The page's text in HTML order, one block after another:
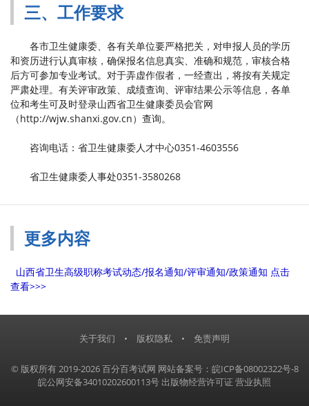
三、工作要求
各市卫生健康委、各有关单位要严格把关，对申报人员的学历
和资历进行认真审核，确保报名信息真实、准确和规范，审核合格
后方可参加专业考试。对于弄虚作假者，一经查出，将按有关规定
严肃处理。有关评审政策、成绩查询、评审结果公示等信息，各单
位和考生可及时登录山西省卫生健康委员会官网
（http://wjw.shanxi.gov.cn）查询。
咨询电话：省卫生健康委人才中心0351-4603556
省卫生健康委人事处0351-3580268
更多内容
山西省卫生高级职称考试动态/报名通知/评审通知/政策通知 点击
查看>>>
关于我们 • 版权隐私 • 免责声明
© 版权所有 2019-2026 百分百考试网 网站备案号：皖ICP备08002322号-8
皖公网安备34010202600113号 出版物经营许可证营业执照